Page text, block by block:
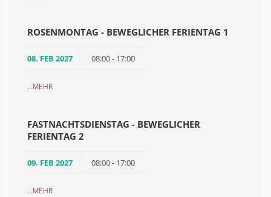
ROSENMONTAG - BEWEGLICHER FERIENTAG 1
08. FEB 2027 08:00 - 17:00
...MEHR
FASTNACHTSDIENSTAG - BEWEGLICHER
FERIENTAG 2
09. FEB 2027 08:00 - 17:00
...MEHR